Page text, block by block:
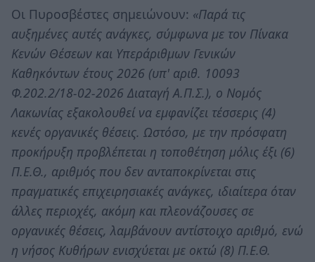
Οι Πυροσβέστες σημειώνουν: «Παρά τις
αυξημένες αυτές ανάγκες, σύμφωνα με τον Πίνακα
Κενών Θέσεων και Υπεράριθμων Γενικών
Καθηκόντων έτους 2026 (υπ' αριθ. 10093
Φ.202.2/18-02-2026 Διαταγή Α.Π.Σ.), ο Νομός
Λακωνίας εξακολουθεί να εμφανίζει τέσσερις (4)
κενές οργανικές θέσεις. Ωστόσο, με την πρόσφατη
προκήρυξη προβλέπεται η τοποθέτηση μόλις έξι (6)
Π.Ε.Θ., αριθμός που δεν ανταποκρίνεται στις
πραγματικές επιχειρησιακές ανάγκες, ιδιαίτερα όταν
άλλες περιοχές, ακόμη και πλεονάζουσες σε
οργανικές θέσεις, λαμβάνουν αντίστοιχο αριθμό, ενώ
η νήσος Κυθήρων ενισχύεται με οκτώ (8) Π.Ε.Θ.